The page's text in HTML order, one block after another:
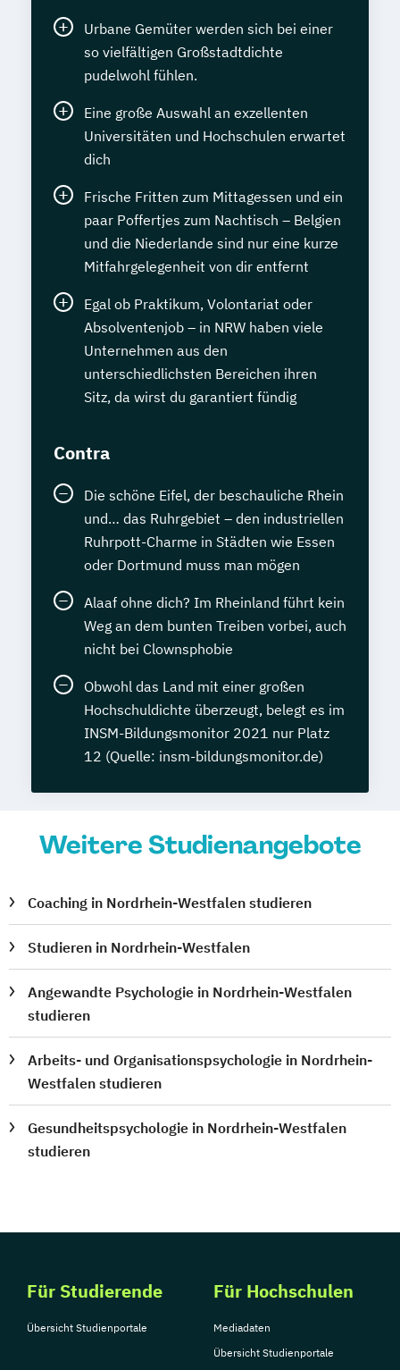
Urbane Gemüter werden sich bei einer
so vielfältigen Großstadtdichte
pudelwohl fühlen.
Eine große Auswahl an exzellenten
Universitäten und Hochschulen erwartet
dich
Frische Fritten zum Mittagessen und ein
paar Poffertjes zum Nachtisch – Belgien
und die Niederlande sind nur eine kurze
Mitfahrgelegenheit von dir entfernt
Egal ob Praktikum, Volontariat oder
Absolventenjob – in NRW haben viele
Unternehmen aus den
unterschiedlichsten Bereichen ihren
Sitz, da wirst du garantiert fündig
Contra
Die schöne Eifel, der beschauliche Rhein
und… das Ruhrgebiet – den industriellen
Ruhrpott-Charme in Städten wie Essen
oder Dortmund muss man mögen
Alaaf ohne dich? Im Rheinland führt kein
Weg an dem bunten Treiben vorbei, auch
nicht bei Clownsphobie
Obwohl das Land mit einer großen
Hochschuldichte überzeugt, belegt es im
INSM-Bildungsmonitor 2021 nur Platz
12 (Quelle: insm-bildungsmonitor.de)
Weitere Studienangebote
Coaching in Nordrhein-Westfalen studieren
Studieren in Nordrhein-Westfalen
Angewandte Psychologie in Nordrhein-Westfalen
studieren
Arbeits- und Organisationspsychologie in Nordrhein-
Westfalen studieren
Gesundheitspsychologie in Nordrhein-Westfalen
studieren
Für Studierende
Übersicht Studienportale
Für Hochschulen
Mediadaten
Übersicht Studienportale